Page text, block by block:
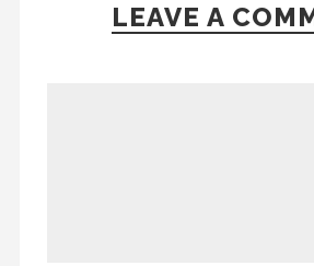
LEAVE A